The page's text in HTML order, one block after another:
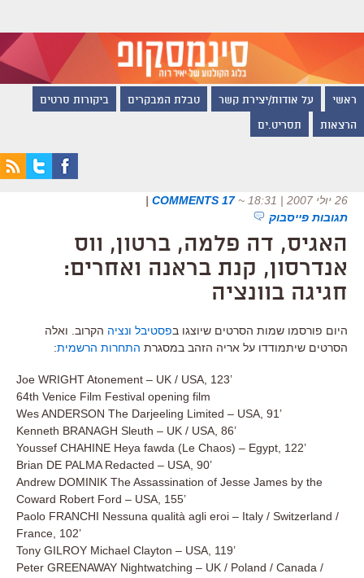
ראשי על אודות/יצירת קשר טבלת המבקרים ביקורות סרטים
הרצאות תסריט.ים
26 יולי 2007 | 18:31 ~
17 COMMENTS
|
תגובות פייסבוק
האגיס, דה פלמה, ברטון, ווס
אנדרסון, קנת בראנה ואחרים:
חגיגה בוונציה
היום פורסמו שמות הסרטים שיוצגו בפסטיבל ונציה הקרוב. ואלה
הסרטים שיתמודדו על אריה הזהב במסגרת התחרות הרשמית:
Joe WRIGHT Atonement – UK / USA, 123’
64th Venice Film Festival opening film
Wes ANDERSON The Darjeeling Limited – USA, 91’
Kenneth BRANAGH Sleuth – UK / USA, 86’
Youssef CHAHINE Heya fawda (Le Chaos) – Egypt, 122’
Brian DE PALMA Redacted – USA, 90’
Andrew DOMINIK The Assassination of Jesse James by the
Coward Robert Ford – USA, 155’
Paolo FRANCHI Nessuna qualità agli eroi – Italy / Switzerland /
France, 102’
Tony GILROY Michael Clayton – USA, 119’
Peter GREENAWAY Nightwatching – UK / Poland / Canada /